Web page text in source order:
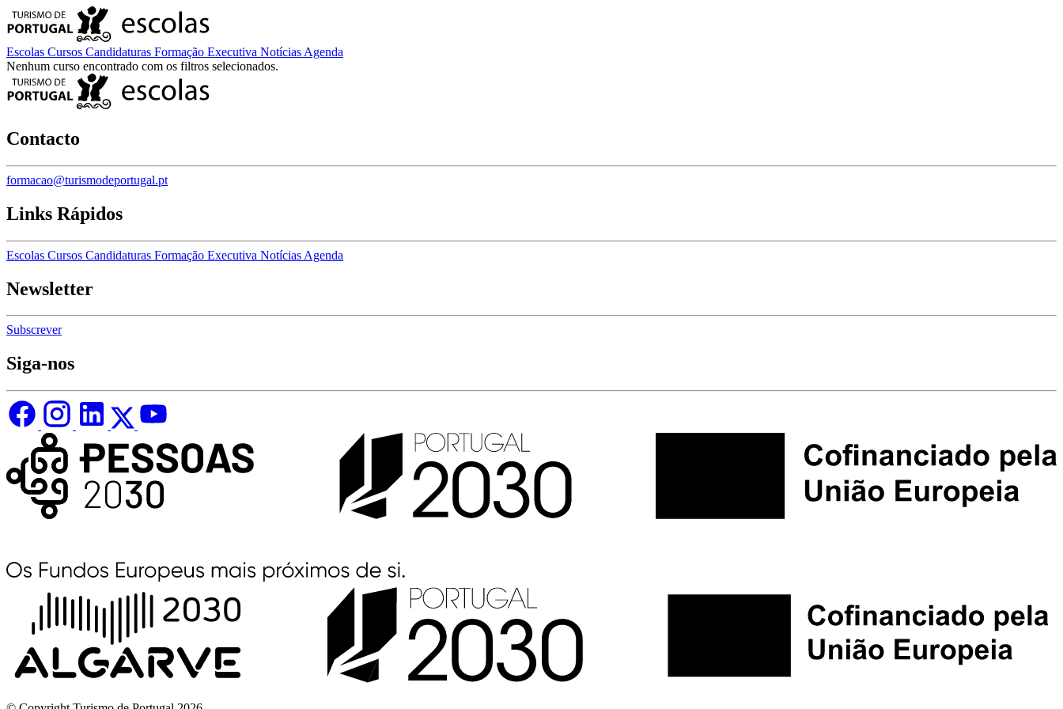
Escolas Cursos Candidaturas Formação Executiva Notícias Agenda
Nenhum curso encontrado com os filtros selecionados.
Contacto
formacao@turismodeportugal.pt
Links Rápidos
Escolas Cursos Candidaturas Formação Executiva Notícias Agenda
Newsletter
Subscrever
Siga-nos